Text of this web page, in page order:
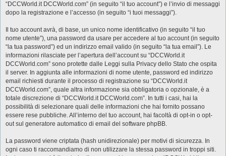
“DCCWorld.it DCCWorld.com” (in seguito “il tuo account”) e l’invio di messaggi
dopo la registrazione e l’accesso (in seguito “i tuoi messaggi”).
Il tuo account avrà, di base, un unico nome identificativo (in seguito “il tuo
nome utente”), una password da usare per accedere al tuo account (in seguito
“la tua password”) ed un indirizzo email valido (in seguito “la tua email”). Le
informazioni rilasciate per l’apertura dell’account su “DCCWorld.it
DCCWorld.com” sono protette dalle Leggi sulla Privacy dello Stato che ospita
il server. In aggiunta alle informazioni di nome utente, password ed indirizzo
email richiesti durante il processo di registrazione su “DCCWorld.it
DCCWorld.com”, quale altra informazione sia obbligatoria o opzionale, è a
totale discrezione di “DCCWorld.it DCCWorld.com”. In tutti i casi, hai la
possibilità di selezionare quali delle informazioni che hai fornito possano
essere rese pubbliche. All’interno del tuo account, hai facoltà di opt-in o opt-
out sul generatore automatico di email del software phpBB.
La password viene criptata (hash unidirezionale) per motivi di sicurezza. In
ogni caso ti raccomandiamo di non utilizzare la stessa password in troppi siti.